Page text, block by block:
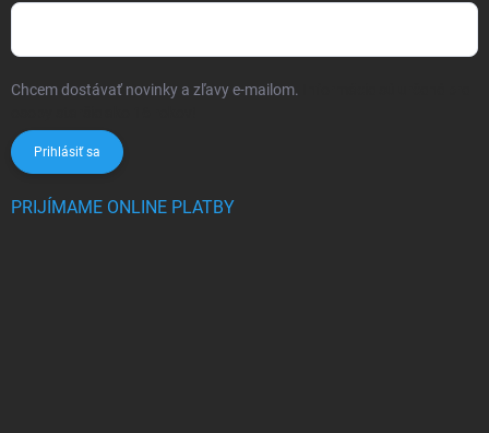
Chcem dostávať novinky a zľavy e-mailom.
Prihlásiť sa
PRIJÍMAME ONLINE PLATBY